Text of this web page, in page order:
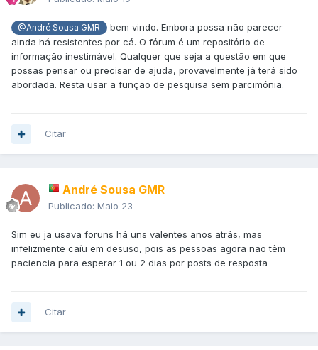
@André Sousa GMR
bem vindo. Embora possa não parecer
ainda há resistentes por cá. O fórum é um repositório de
informação inestimável. Qualquer que seja a questão em que
possas pensar ou precisar de ajuda, provavelmente já terá sido
abordada. Resta usar a função de pesquisa sem parcimónia.
Citar
André Sousa GMR
Publicado: Maio 23
Sim eu ja usava foruns há uns valentes anos atrás, mas
infelizmente caíu em desuso, pois as pessoas agora não têm
paciencia para esperar 1 ou 2 dias por posts de resposta
Citar